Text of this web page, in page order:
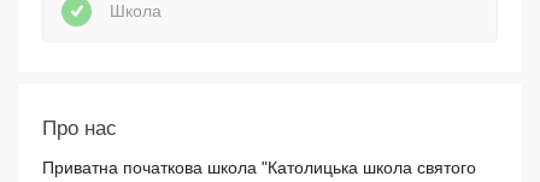
Школа
Про нас
Приватна початкова школа "Католицька школа святого